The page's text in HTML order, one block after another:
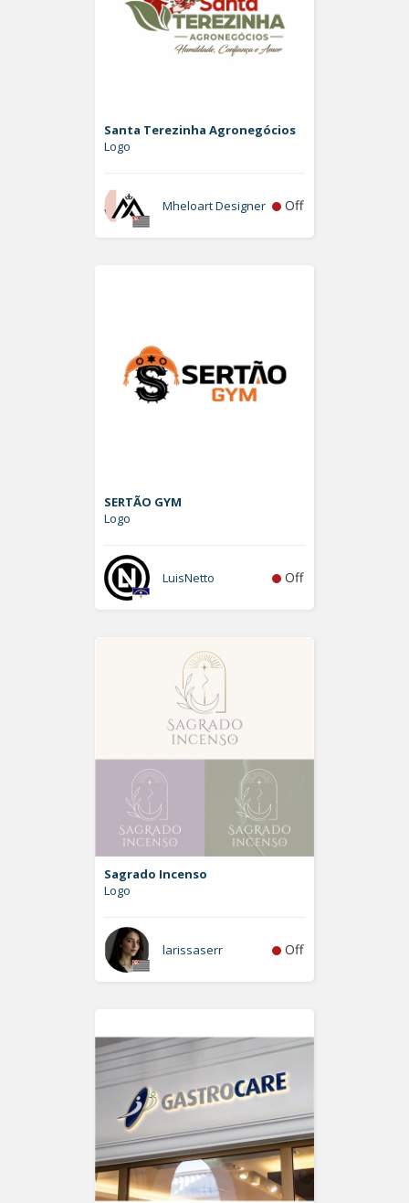
Santa Terezinha Agronegócios
Logo
Mheloart Designer Off
SERTÃO GYM
Logo
LuisNetto Off
Sagrado Incenso
Logo
larissaserr Off